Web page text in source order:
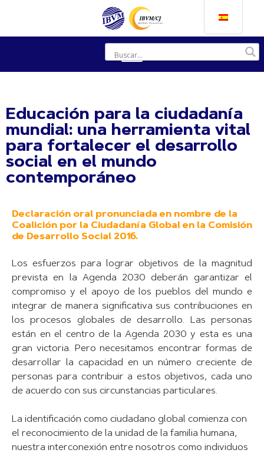
Educación para la ciudadanía
mundial: una herramienta vital
para fortalecer el desarrollo
social en el mundo
contemporáneo
Declaración oral pronunciada en nombre de la
Coalición por la Ciudadanía Global en la Comisión
de Desarrollo Social 2016.
Los esfuerzos para lograr objetivos de la magnitud
prevista en la Agenda 2030 deberán garantizar el
compromiso y el apoyo de los pueblos del mundo e
integrar de manera significativa sus contribuciones en
los procesos globales de desarrollo. Las personas
están en el centro de la Agenda 2030 y esta es una
gran victoria. Pero necesitamos encontrar formas de
desarrollar la capacidad en un número creciente de
personas para contribuir a estos objetivos, cada uno
de acuerdo con sus circunstancias particulares.
La identificación como ciudadano global comienza con
el reconocimiento de la unidad de la familia humana,
nuestra interconexión entre nosotros como individuos